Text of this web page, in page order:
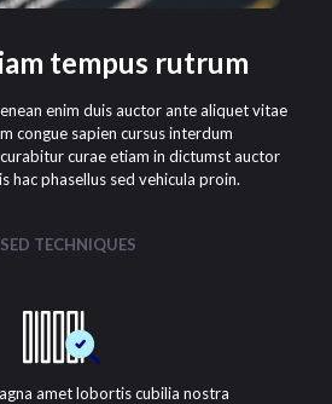
tempus rutrum
enim duis auctor ante aliquet vitae
congue sapien cursus interdum
curae etiam in dictumst auctor
hac phasellus sed vehicula proin.
TECHNIQUES
amet lobortis cubilia nostra